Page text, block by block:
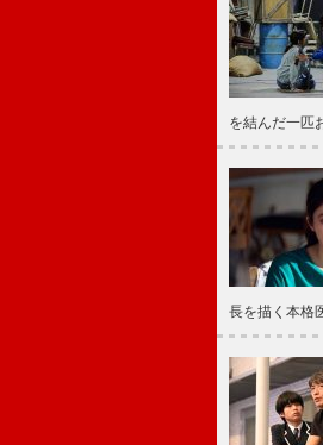
を結んだ一匹
長を描く本格